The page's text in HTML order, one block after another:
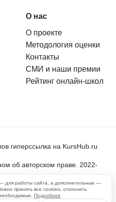
О нас
О проекте
Методология оценки
Контакты
СМИ и наши премии
Рейтинг онлайн-школ
гиперссылка на KursHub.ru
об авторском праве. 2022-
для работы сайта, а дополнительные —
принять все cookies, отклонить
Подробнее